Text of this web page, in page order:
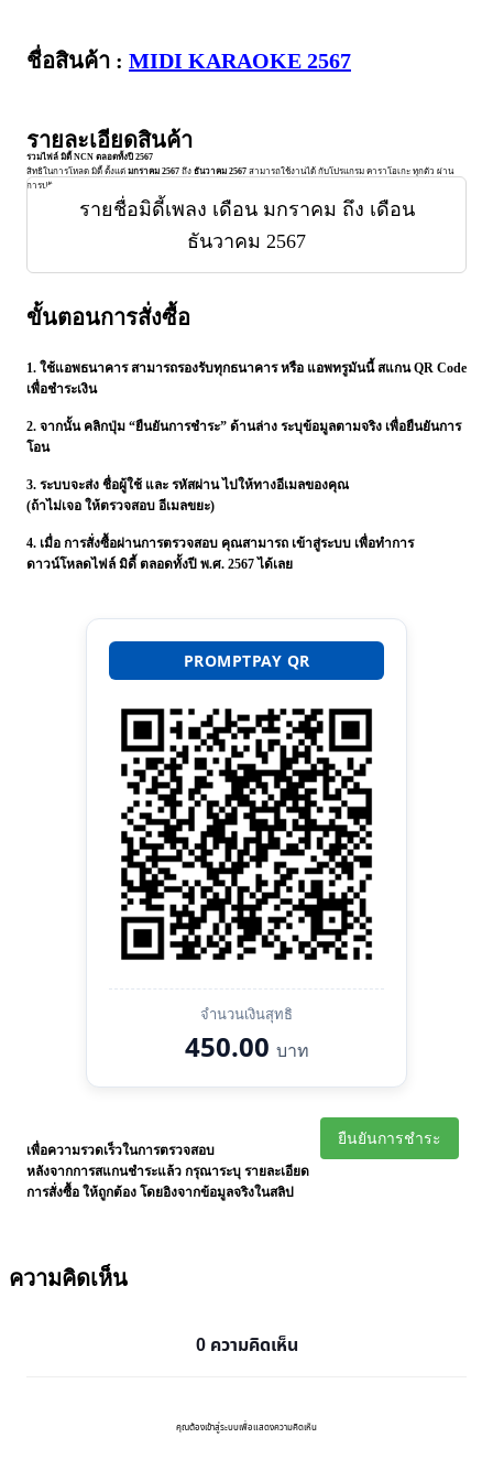
ชื่อสินค้า : MIDI KARAOKE 2567
รายละเอียดสินค้า
รวมไฟล์ มิดี้ NCN ตลอดทั้งปี 2567
สิทธิในการโหลด มิดี้ ตั้งแต่ มกราคม 2567 ถึง ธันวาคม 2567 สามารถใช้งานได้ กับโปรแกรม คาราโอเกะ ทุกตัว ผ่าน
การปรับปรุงคุณภาพ ทุกไฟล์
รายชื่อมิดี้เพลง เดือน มกราคม ถึง เดือน
ธันวาคม 2567
ขั้นตอนการสั่งซื้อ
1. ใช้แอพธนาคาร สามารถรองรับทุกธนาคาร หรือ แอพทรูมันนี้ สแกน QR Code
เพื่อชำระเงิน
2. จากนั้น คลิกปุ่ม “ยืนยันการชำระ” ด้านล่าง ระบุข้อมูลตามจริง เพื่อยืนยันการ
โอน
3. ระบบจะส่ง ชื่อผู้ใช้ และ รหัสผ่านไปให้ทางอีเมลของคุณ
(ถ้าไม่เจอ ให้ตรวจสอบ อีเมลขยะ)
4. เมื่อ การสั่งซื้อผ่านการตรวจสอบ คุณสามารถ เข้าสู่ระบบ เพื่อทำการ
ดาวน์โหลดไฟล์ มิดี้ ตลอดทั้งปี พ.ศ. 2567 ได้เลย
PROMPTPAY QR
จำนวนเงินสุทธิ
450.00 บาท
เพื่อความรวดเร็วในการตรวจสอบ
หลังจากการสแกนชำระแล้ว กรุณาระบุ รายละเอียด
การสั่งซื้อ ให้ถูกต้อง โดยอิงจากข้อมูลจริงในสลิป
ยืนยันการชำระ
ความคิดเห็น
0 ความคิดเห็น
คุณต้องเข้าสู่ระบบเพื่อแสดงความคิดเห็น